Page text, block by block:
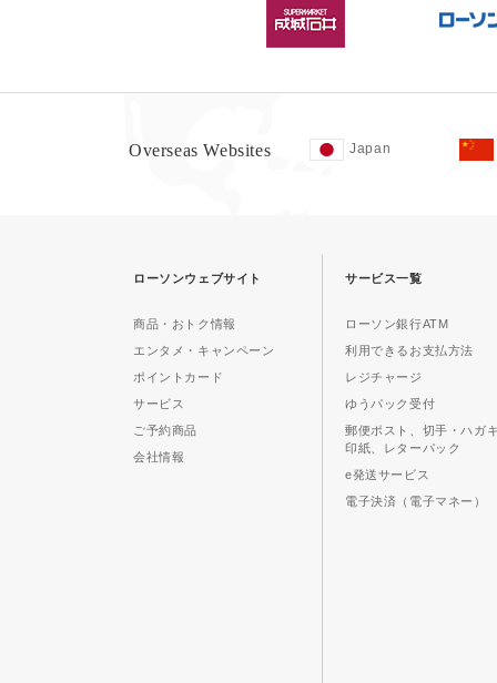
Overseas Websites Japan
ローソンウェブサイト
商品・おトク情報
エンタメ・キャンペーン
ポイントカード
サービス
ご予約商品
会社情報
サービス一覧
ローソン銀行ATM
利用できるお支払方法
レジチャージ
ゆうパック受付
郵便ポスト、切手・ハガ
印紙、レターパック
e発送サービス
電子決済（電子マネー）